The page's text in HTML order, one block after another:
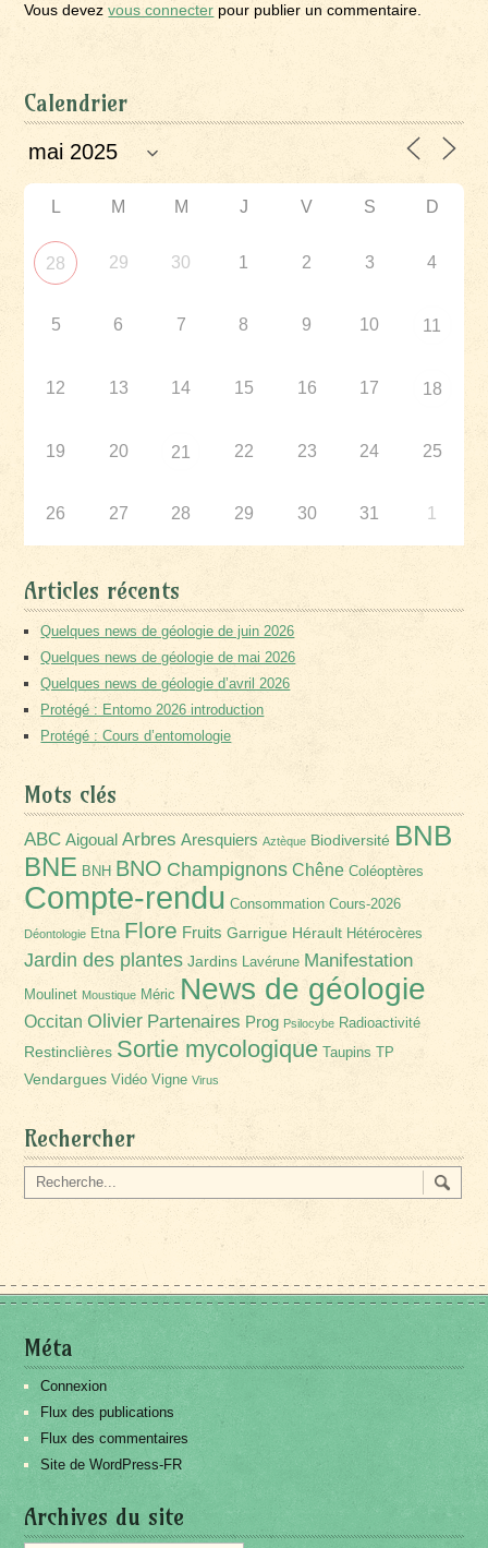
Vous devezvous connecter pour publier un commentaire.
Calendrier
L M M J V S D
28 29 30 1 2 3 4
5 6 7 8 9 10 11
12 13 14 15 16 17 18
19 20 21 22 23 24 25
26 27 28 29 30 31 1
Articles récents
Quelques news de géologie de juin 2026
Quelques news de géologie de mai 2026
Quelques news de géologie d’avril 2026
Protégé : Entomo 2026 introduction
Protégé : Cours d’entomologie
Mots clés
ABC Aigoual Arbres Aresquiers Aztèque Biodiversité BNB
BNE BNH BNO Champignons Chêne Coléoptères
Compte-rendu Consommation Cours-2026
Déontologie Etna Flore Fruits Garrigue Hérault Hétérocères
Jardin des plantes Jardins Lavérune Manifestation
Moulinet Moustique Méric News de géologie
Occitan Olivier Partenaires Prog Psilocybe Radioactivité
Restinclières Sortie mycologique Taupins TP
Vendargues Vidéo Vigne Virus
Rechercher
Méta
Connexion
Flux des publications
Flux des commentaires
Site de WordPress-FR
Archives du site